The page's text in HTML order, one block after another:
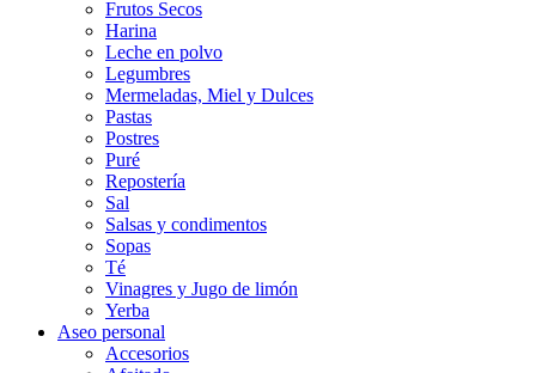
Frutos Secos
Harina
Leche en polvo
Legumbres
Mermeladas, Miel y Dulces
Pastas
Postres
Puré
Repostería
Sal
Salsas y condimentos
Sopas
Té
Vinagres y Jugo de limón
Yerba
Aseo personal
Accesorios